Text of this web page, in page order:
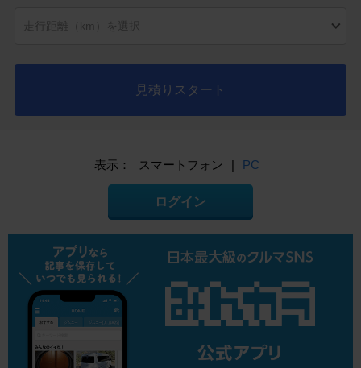
見積りスタート
表示： スマートフォン | PC
ログイン